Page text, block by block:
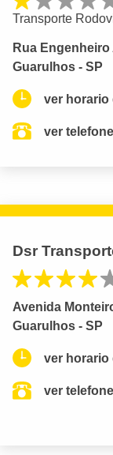
Transporte
Rua Engenheiro
Guarulhos - SP
ver horario
ver telefone
Dsr
Avenida
Guarulhos - SP
ver horario
ver telefone